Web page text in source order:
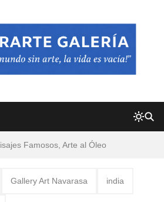
Famosos, Arte al Óleo
Gallery Art Navarasa india